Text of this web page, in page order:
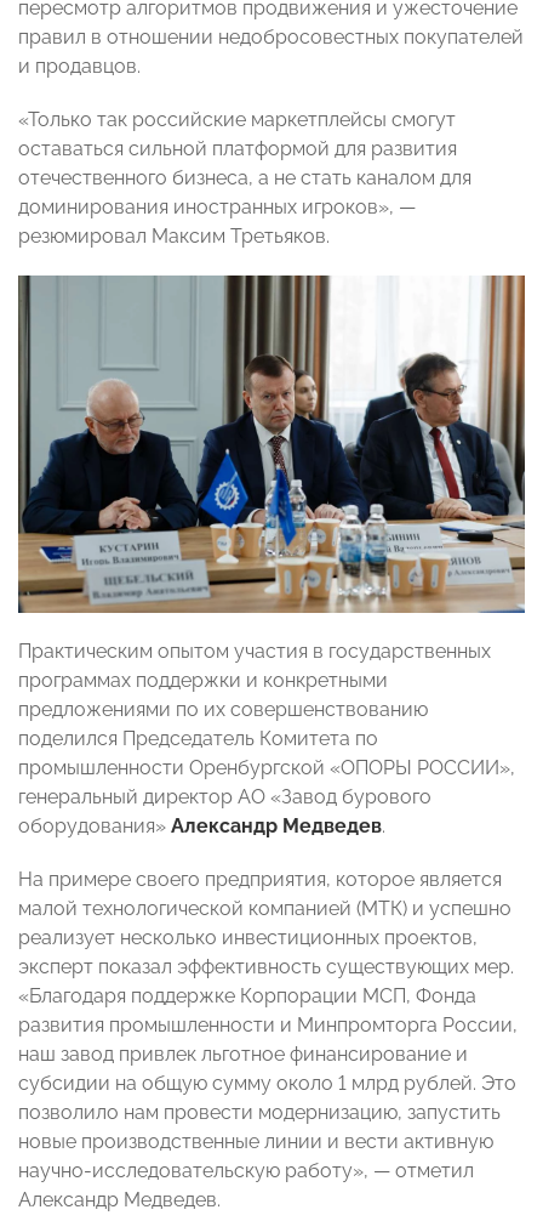
пересмотр алгоритмов продвижения и ужесточение
правил в отношении недобросовестных покупателей
и продавцов.
«Только так российские маркетплейсы смогут
оставаться сильной платформой для развития
отечественного бизнеса, а не стать каналом для
доминирования иностранных игроков», —
резюмировал Максим Третьяков.
Практическим опытом участия в государственных
программах поддержки и конкретными
предложениями по их совершенствованию
поделился Председатель Комитета по
промышленности Оренбургской «ОПОРЫ РОССИИ»,
генеральный директор АО «Завод бурового
оборудования» Александр Медведев.
На примере своего предприятия, которое является
малой технологической компанией (МТК) и успешно
реализует несколько инвестиционных проектов,
эксперт показал эффективность существующих мер.
«Благодаря поддержке Корпорации МСП, Фонда
развития промышленности и Минпромторга России,
наш завод привлек льготное финансирование и
субсидии на общую сумму около 1 млрд рублей. Это
позволило нам провести модернизацию, запустить
новые производственные линии и вести активную
научно-исследовательскую работу», — отметил
Александр Медведев.